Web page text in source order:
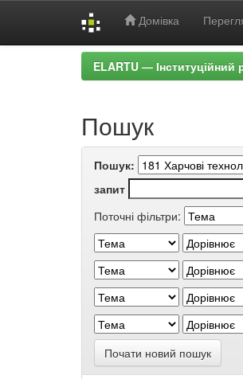
Домівка
ELARTU — Інституційний
Пошук
Пошук:
запит
Поточні фільтри:
Почати новий пошук